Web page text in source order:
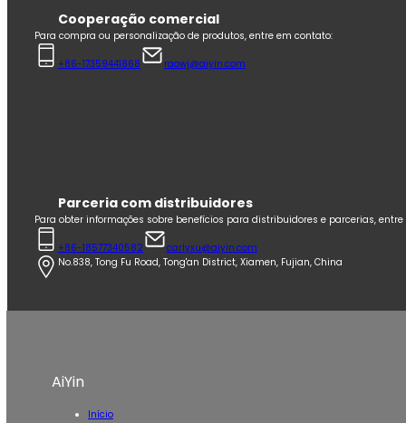
Cooperação comercial
Para compra ou personalização de produtos, entre em contato:
+86-17359441868 raowj@aiyin.com
Parceria com distribuidores
Para obter informações sobre benefícios para distribuidores e parcerias,
+86-18577340582
carlyxu@aiyin.com
No.838, Tong Fu Road, Tong'an District, Xiamen, Fujian, China
AiYin
Início